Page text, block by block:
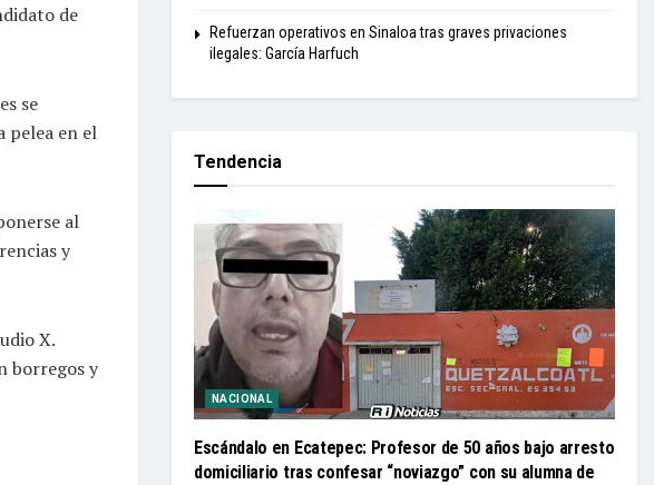
de
se
pelea en el
al
y
X.
borregos y
Refuerzan operativos en Sinaloa tras graves privaciones
ilegales: García Harfuch
Tendencia
NACIONAL
Escándalo en Ecatepec: Profesor de 50 años bajo arresto
domiciliario tras confesar “noviazgo” con su alumna de